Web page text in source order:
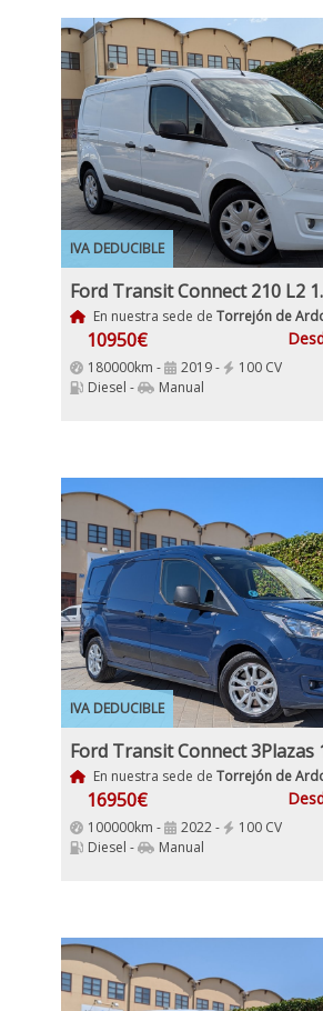
IVA DEDUCIBLE
En nuestra sede de Torrejón de
10950€
180000km - 2019 -
100 CV
Diesel -
Manual
IVA DEDUCIBLE
En nuestra sede de Torrejón de
16950€
100000km - 2022 -
100 CV
Diesel -
Manual